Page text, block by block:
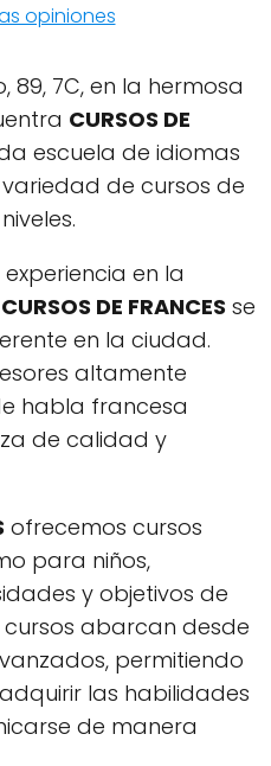
opiniones
89, 7C, en la hermosa
CURSOS DE
escuela de idiomas
de cursos de
en la
CURSOS DE FRANCES se
en la ciudad.
altamente
habla francesa
de calidad y
ofrecemos cursos
para niños,
y objetivos de
abarcan desde
permitiendo
las habilidades
de manera